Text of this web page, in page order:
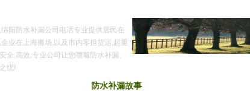
阳防水补漏公司电话专业提供居民在
,企业在上海搬场,以及市内零担货运,起重
全,高效,专业公司让您囕囖防水补漏、
忧!
防水补漏故事